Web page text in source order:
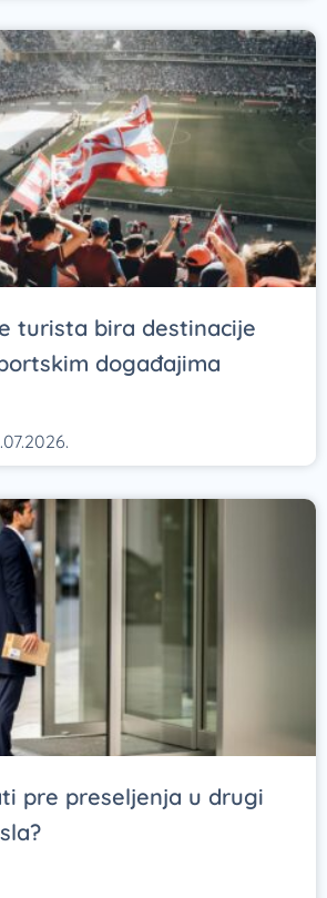
turista bira destinacije
događajima
pre preseljenja u drugi